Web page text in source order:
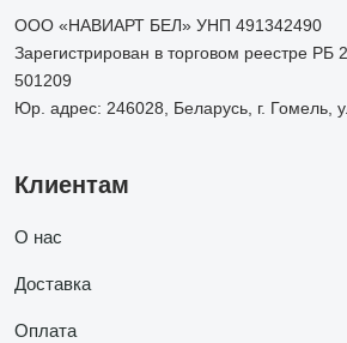
ООО «НАВИАРТ БЕЛ» УНП 491342490
Зарегистрирован в торговом реестре
501209
Юр. адрес: 246028, Беларусь, г. Гомель,
Клиентам
О нас
Доставка
Оплата